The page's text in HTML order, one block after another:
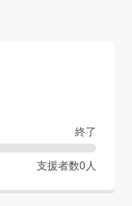
終了
支援者数0 人